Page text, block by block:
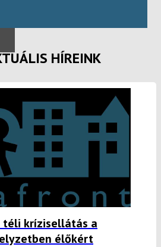
HÍREINK
téli krízisellátás a
élőkért